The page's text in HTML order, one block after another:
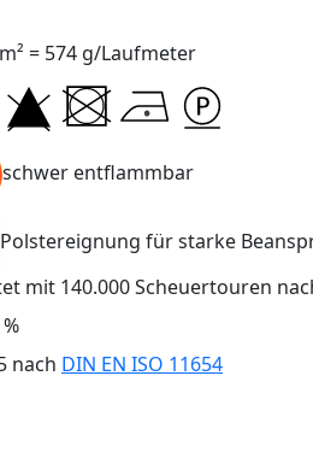
= 574 g/Laufmeter
schwer entflammbar
Polstereignung für starke
mit 140.000 Scheuertouren
nach DIN EN ISO 11654